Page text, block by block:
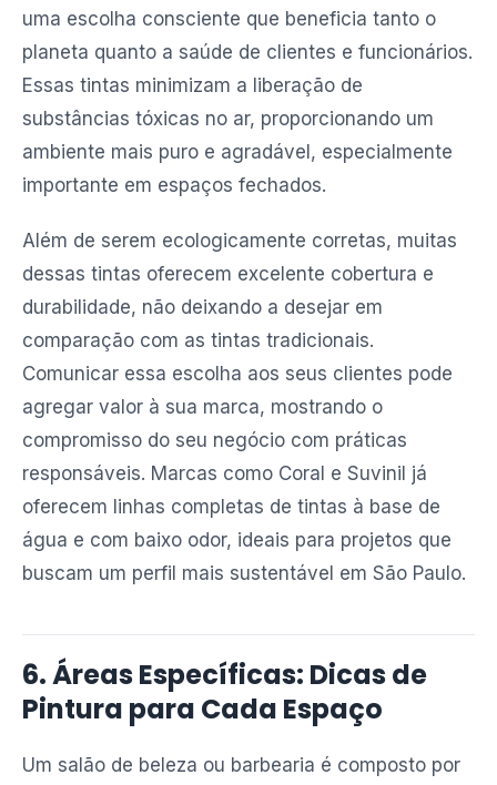
uma escolha consciente que beneficia tanto o
planeta quanto a saúde de clientes e funcionários.
Essas tintas minimizam a liberação de
substâncias tóxicas no ar, proporcionando um
ambiente mais puro e agradável, especialmente
importante em espaços fechados.
Além de serem ecologicamente corretas, muitas
dessas tintas oferecem excelente cobertura e
durabilidade, não deixando a desejar em
comparação com as tintas tradicionais.
Comunicar essa escolha aos seus clientes pode
agregar valor à sua marca, mostrando o
compromisso do seu negócio com práticas
responsáveis. Marcas como Coral e Suvinil já
oferecem linhas completas de tintas à base de
água e com baixo odor, ideais para projetos que
buscam um perfil mais sustentável em São Paulo.
6. Áreas Específicas: Dicas de
Pintura para Cada Espaço
Um salão de beleza ou barbearia é composto por